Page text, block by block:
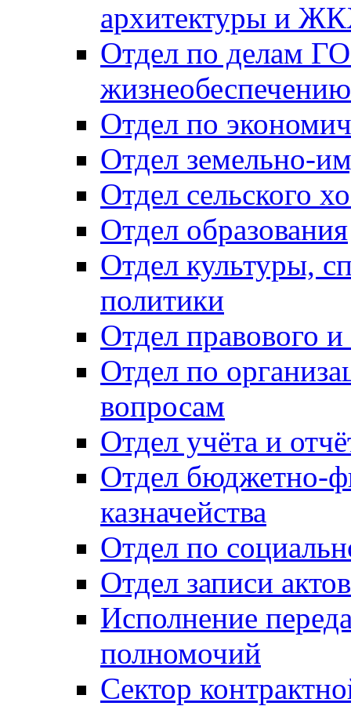
архитектуры и
Отдел по делам
Отдел по
Отдел земельно-
Отдел сельского
Отдел образования
Отдел культуры,
политики
Отдел правового
Отдел по
вопросам
Отдел учёта и
Отдел бюджетно-
казначейства
Отдел по
Отдел записи
Исполнение
полномочий
Сектор